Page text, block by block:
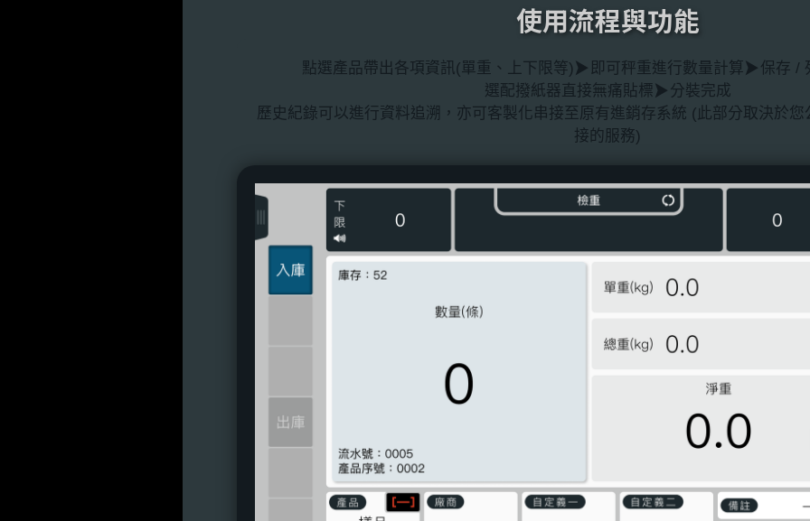
使用流程與功能
點選產品帶出各項資訊(單重、上下限等) 即可秤重進行數量計算
保存 /
選配撥紙器直接無痛貼標
分裝完成
歷史紀錄可以進行資料追溯，亦可客製化串接至原有進銷存系統 (此部分取決於
接的服務)